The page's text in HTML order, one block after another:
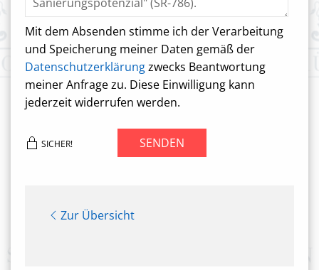
Mit dem Absenden stimme ich der Verarbeitung
und Speicherung meiner Daten gemäß der
Datenschutzerklärungzwecks Beantwortung
meiner Anfrage zu. Diese Einwilligung kann
jederzeit widerrufen werden.
SICHER! SENDEN
Zur Übersicht